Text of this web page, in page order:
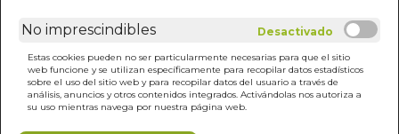
No imprescindibles
Estas cookies pueden no ser particularmente necesarias para que el sitio
web funcione y se utilizan específicamente para recopilar datos estadísticos
sobre el uso del sitio web y para recopilar datos del usuario a través de
análisis, anuncios y otros contenidos integrados. Activándolas nos autoriza a
su uso mientras navega por nuestra página web.